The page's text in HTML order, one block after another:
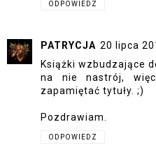
ODPOWIEDZ
PATRYCJA 20 lipca
Książki wzbudzające
na nie nastrój,
zapamiętać tytuły. ;)
Pozdrawiam.
ODPOWIEDZ